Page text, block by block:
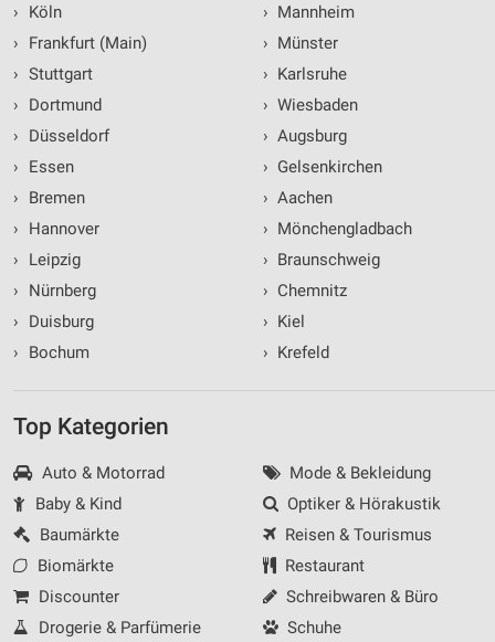
›
Köln
›
Frankfurt (Main)
› Stuttgart
›
Dortmund
›
Düsseldorf
›
Essen
›
Bremen
›
Hannover
›
Leipzig
›
Nürnberg
›
Duisburg
›
Bochum
› Mannheim
› Münster
› Karlsruhe
› Wiesbaden
› Augsburg
› Gelsenkirchen
› Aachen
› Mönchengladbach
› Braunschweig
› Chemnitz
› Kiel
› Krefeld
Top Kategorien
Auto & Motorrad
Baby & Kind
Baumärkte
Biomärkte
Discounter
Drogerie & Parfümerie
Mode & Bekleidung
Optiker & Hörakustik
Reisen & Tourismus
Restaurant
Schreibwaren & Büro
Schuhe